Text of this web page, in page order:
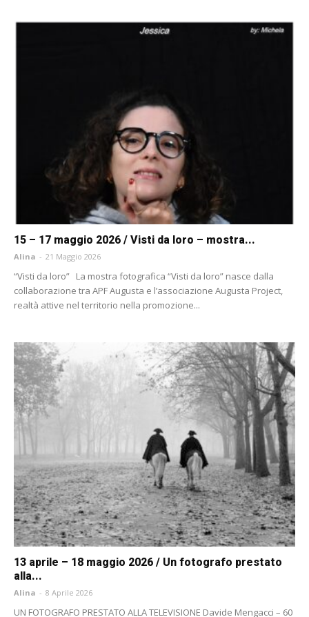
15 – 17 maggio 2026 / Visti da loro – mostra...
Alina - 21 Maggio 2026
“Visti da loro” La mostra fotografica “Visti da loro” nasce dalla
collaborazione tra APF Augusta e l’associazione Augusta Project,
realtà attive nel territorio nella promozione...
13 aprile – 18 maggio 2026 / Un fotografo prestato
alla...
Alina - 8 Aprile 2026
UN FOTOGRAFO PRESTATO ALLA TELEVISIONE Davide Mengacci – 60